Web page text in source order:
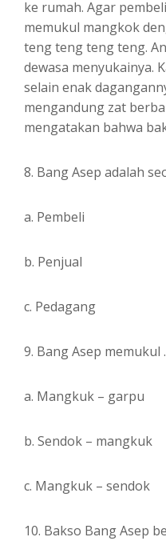
ke rumah. Agar
memukul mangkok
teng teng teng teng.
dewasa menyukainya.
selain enak
mengandung zat
mengatakan bahwa
8. Bang Asep adalah
a. Pembeli
b. Penjual
c. Pedagang
9. Bang Asep
a. Mangkuk – garpu
b. Sendok – mangkuk
c. Mangkuk – sendok
10. Bakso Bang Asep